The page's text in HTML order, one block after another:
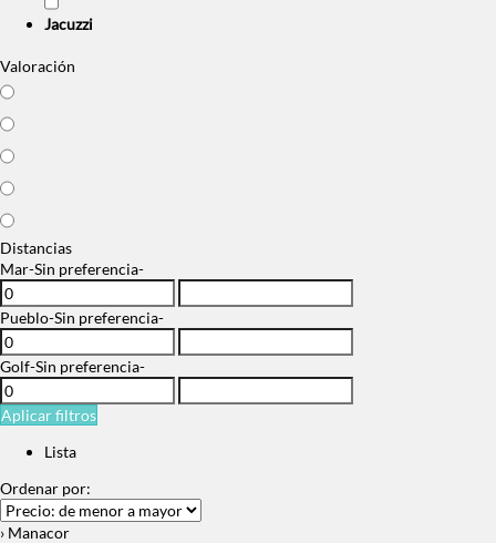
Jacuzzi
Valoración
Distancias
Mar-Sin preferencia-
Pueblo-Sin preferencia-
Golf-Sin preferencia-
Aplicar filtros
Lista
Ordenar por:
› Manacor